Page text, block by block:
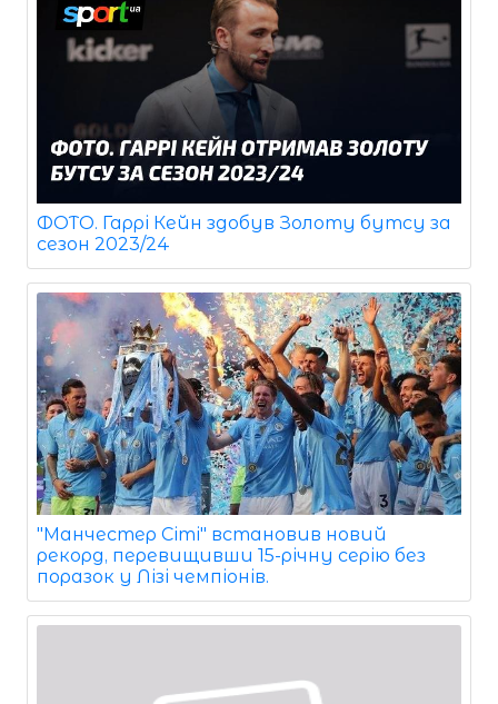
ФОТО. Гаррі Кейн здобув Золоту бутсу за
сезон 2023/24
"Манчестер Сіті" встановив новий
рекорд, перевищивши 15-річну серію без
поразок у Лізі чемпіонів.